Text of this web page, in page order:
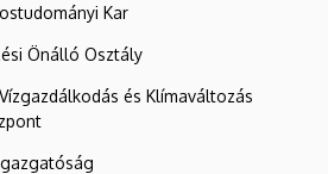
Kar
Önálló Osztály
és Klímaváltozás